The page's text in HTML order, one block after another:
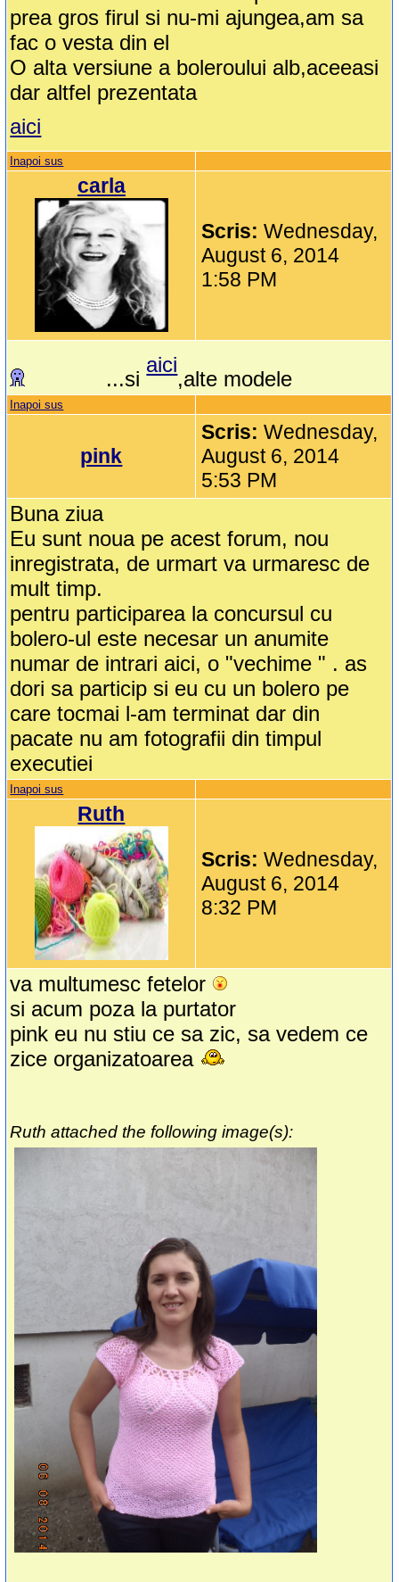
prea gros firul si nu-mi ajungea,am sa
fac o vesta din el
O alta versiune a boleroului alb,aceeasi
dar altfel prezentata
aici
Inapoi sus
carla
Scris:Wednesday,
August 6, 2014
1:58 PM
...si
aici
,alte modele
Inapoi sus
pink
Scris:Wednesday,
August 6, 2014
5:53 PM
Buna ziua
Eu sunt noua pe acest forum, nou
inregistrata, de urmart va urmaresc de
mult timp.
pentru participarea la concursul cu
bolero-ul este necesar un anumite
numar de intrari aici, o "vechime " . as
dori sa particip si eu cu un bolero pe
care tocmai l-am terminat dar din
pacate nu am fotografii din timpul
executiei
Inapoi sus
Ruth
Scris:Wednesday,
August 6, 2014
8:32 PM
va multumesc fetelor
si acum poza la purtator
pink eu nu stiu ce sa zic, sa vedem ce
zice organizatoarea
Ruth attached the following image(s):